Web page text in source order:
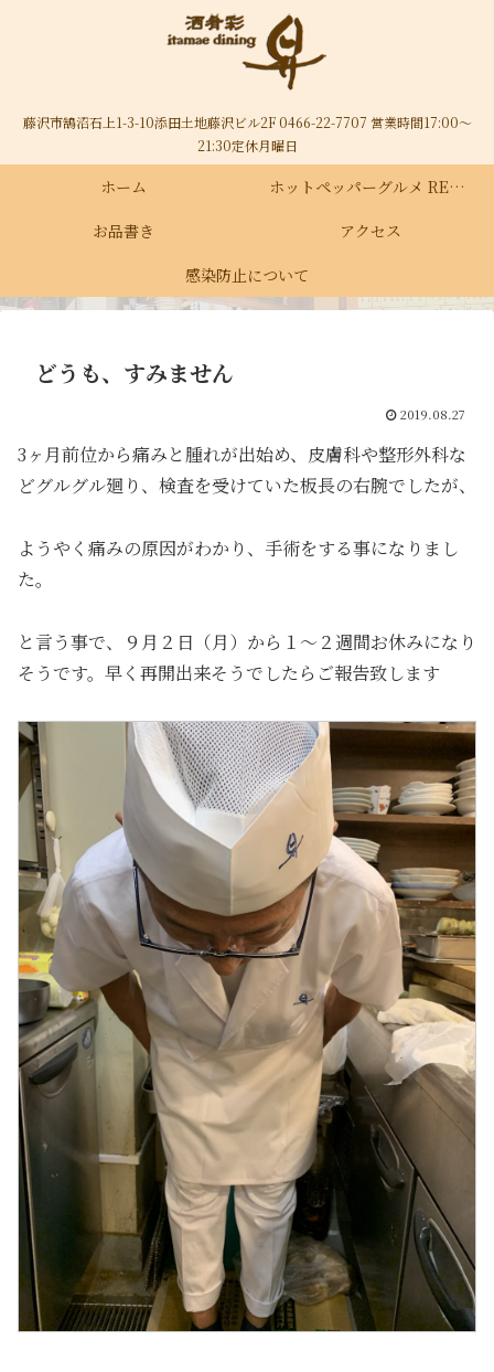
藤沢市鵠沼石上1-3-10添田土地藤沢ビル2F 0466-22-7707 営業時間17:00～
21:30定休月曜日
ホーム
ホットペッパーグルメ RECRUIT
お品書き
アクセス
感染防止について
どうも、すみません
2019.08.27
3ヶ月前位から痛みと腫れが出始め、皮膚科や整形外科な
どグルグル廻り、検査を受けていた板長の右腕でしたが、
ようやく痛みの原因がわかり、手術をする事になりまし
た。
と言う事で、９月２日（月）から１〜２週間お休みになり
そうです。早く再開出来そうでしたらご報告致します